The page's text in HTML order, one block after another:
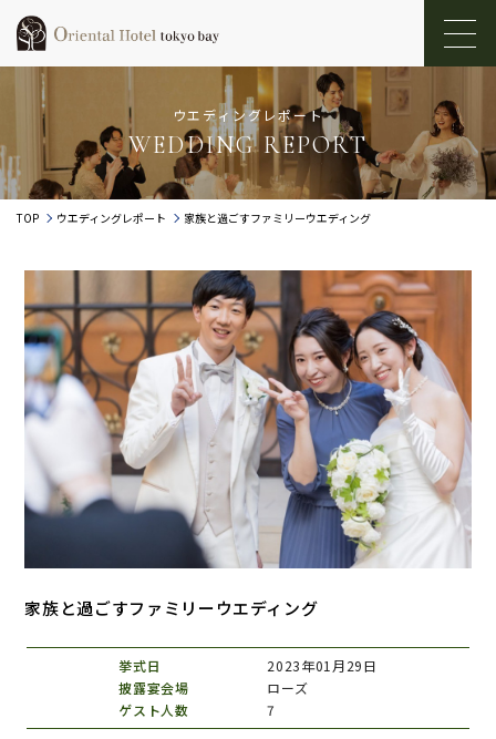
ウエディングレポート
WEDDING REPORT
TOP ウエディングレポート 家族と過ごすファミリーウエディング
家族と過ごすファミリーウエディング
挙式日
2023年01月29日
披露宴会場
ローズ
ゲスト人数
7